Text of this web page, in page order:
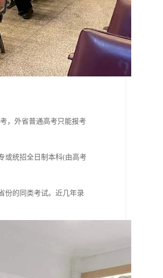
，外省普通高考只能报考
或统招全日制本科(由高考
份的同类考试。近几年录